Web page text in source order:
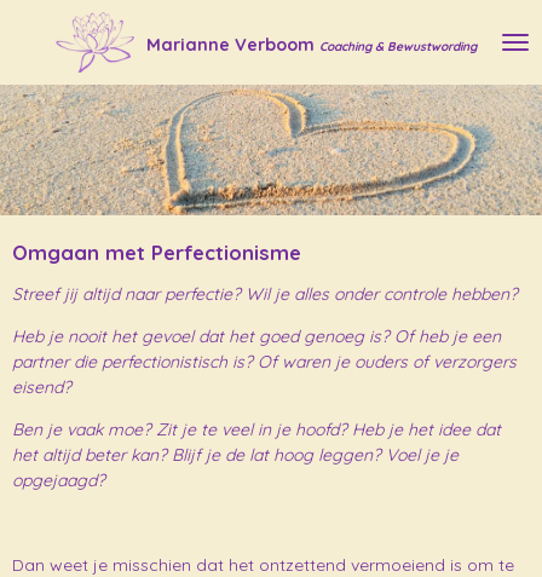
direct
de
hoofdinhoud
Marianne Verboom Coaching & Bewustwording
Omgaan met Perfectionisme
Streef jij altijd naar perfectie? Wil je alles onder controle hebben?
Heb je nooit het gevoel dat het goed genoeg is? Of heb je een
partner die perfectionistisch is? Of waren je ouders of verzorgers
eisend?
Ben je vaak moe? Zit je te veel in je hoofd? Heb je het idee dat
het altijd beter kan? Blijf je de lat hoog leggen? Voel je je
opgejaagd?
Dan weet je misschien dat het ontzettend vermoeiend is om te